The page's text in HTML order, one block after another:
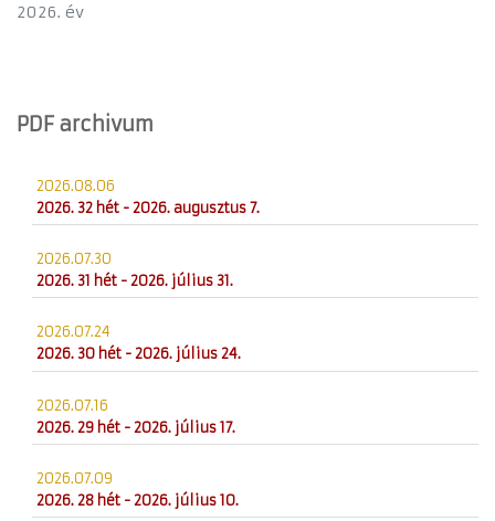
2026. év
PDF archivum
2026.08.06
2026. 32 hét - 2026. augusztus 7.
2026.07.30
2026. 31 hét - 2026. július 31.
2026.07.24
2026. 30 hét - 2026. július 24.
2026.07.16
2026. 29 hét - 2026. július 17.
2026.07.09
2026. 28 hét - 2026. július 10.